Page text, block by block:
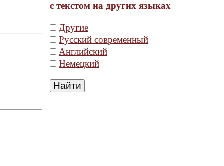
с текстом на других языках
Другие
Русский современный
Английский
Немецкий